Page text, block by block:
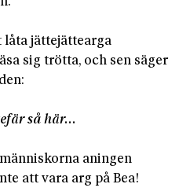
låta jättejättearga
sig trötta, och sen säger
så här…
aningen
att vara arg på Bea!